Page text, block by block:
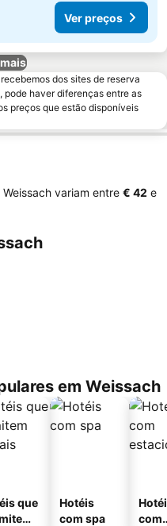
Ver preços
dos sites de reserva
pode haver diferenças entre as
preços que estão disponíveis
variam entre ‎€ 42 e
em Weissach
que
Hotéis
com spa
com